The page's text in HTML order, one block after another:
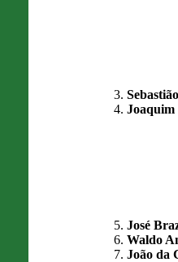
José
Waldo
João da